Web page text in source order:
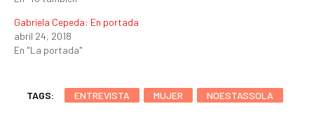
Gabriela Cepeda: En portada
abril 24, 2018
En "La portada"
TAGS: ENTREVISTA MUJER NOESTASSOLA